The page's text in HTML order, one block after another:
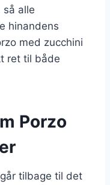
så alle
hinandens
med zucchini
ret til både
Porzo
tilbage til det